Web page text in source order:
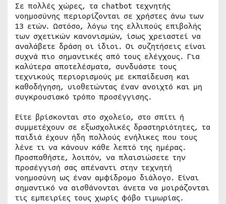
Σε πολλές χώρες, τα chatbot τεχνητής
νοημοσύνης περιορίζονται σε χρήστες άνω των
13 ετών. Ωστόσο, λόγω της ελλιπούς επιβολής
των σχετικών κανονισμών, ίσως χρειαστεί να
αναλάβετε δράση οι ίδιοι. Οι συζητήσεις είναι
συχνά πιο σημαντικές από τους ελέγχους. Για
καλύτερα αποτελέσματα, συνδυάστε τους
τεχνικούς περιορισμούς με εκπαίδευση και
καθοδήγηση, υιοθετώντας έναν ανοιχτό και μη
συγκρουσιακό τρόπο προσέγγισης.
Είτε βρίσκονται στο σχολείο, στο σπίτι ή
συμμετέχουν σε εξωσχολικές δραστηριότητες, τα
παιδιά έχουν ήδη πολλούς ενήλικες που τους
λένε τι να κάνουν κάθε λεπτό της ημέρας.
Προσπαθήστε, λοιπόν, να πλαισιώσετε την
προσέγγισή σας απέναντι στην τεχνητή
νοημοσύνη ως έναν αμφίδρομο διάλογο. Είναι
σημαντικό να αισθάνονται άνετα να μοιράζονται
τις εμπειρίες τους χωρίς φόβο τιμωρίας.